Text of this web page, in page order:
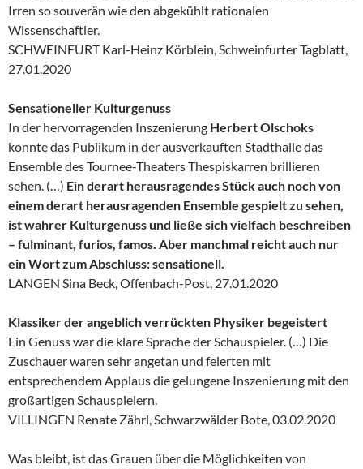
Irren so souverän wie den abgekühlt rationalen
Wissenschaftler.
SCHWEINFURT Karl-Heinz Körblein, Schweinfurter Tagblatt,
27.01.2020
Sensationeller Kulturgenuss
In der hervorragenden Inszenierung Herbert Olschoks
konnte das Publikum in der ausverkauften Stadthalle das
Ensemble des Tournee-Theaters Thespiskarren brillieren
sehen. (…) Ein derart herausragendes Stück auch noch von
einem derart herausragenden Ensemble gespielt zu sehen,
ist wahrer Kulturgenuss und ließe sich vielfach beschreiben
– fulminant, furios, famos. Aber manchmal reicht auch nur
ein Wort zum Abschluss: sensationell.
LANGEN Sina Beck, Offenbach-Post, 27.01.2020
Klassiker der angeblich verrückten Physiker begeistert
Ein Genuss war die klare Sprache der Schauspieler. (…) Die
Zuschauer waren sehr angetan und feierten mit
entsprechendem Applaus die gelungene Inszenierung mit den
großartigen Schauspielern.
VILLINGEN Renate Zährl, Schwarzwälder Bote, 03.02.2020
Was bleibt, ist das Grauen über die Möglichkeiten von